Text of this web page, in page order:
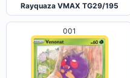
Rayquaza VMAX TG29/195
001